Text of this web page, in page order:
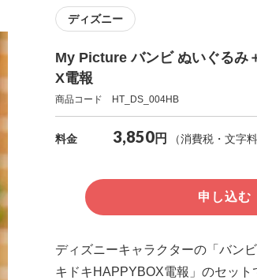
ディズニー
My Picture バンビ ぬいぐるみ
X電報
商品コード HT_DS_004HB
料金 3,850円 （消費税・文字
申し込む
ディズニーキャラクターの「バン
キドキHAPPYBOX電報」のセット